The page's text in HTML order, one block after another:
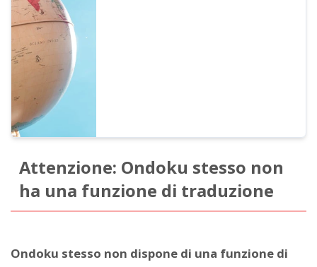
Attenzione: Ondoku stesso non
ha una funzione di traduzione
Ondoku stesso non dispone di una funzione di